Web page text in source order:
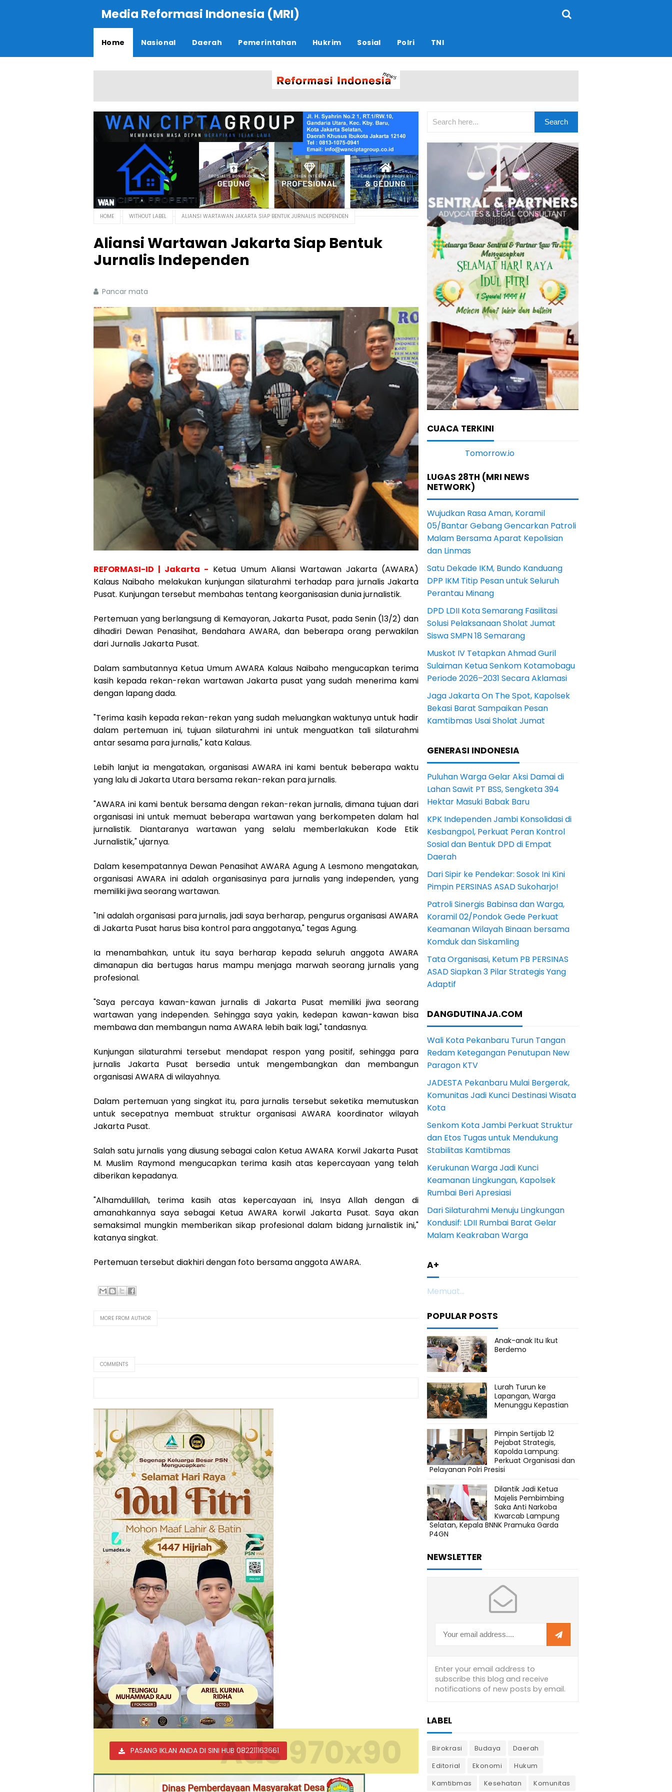
Media Reformasi Indonesia (MRI)
Home Nasional Daerah Pemerintahan Hukrim Sosial Polri TNI
HOME WITHOUT LABEL ALIANSI WARTAWAN JAKARTA SIAP BENTUK JURNALIS INDEPENDEN
Aliansi Wartawan Jakarta Siap Bentuk
Jurnalis Independen
Pancar mata
REFORMASI-ID | Jakarta - Ketua Umum Aliansi Wartawan Jakarta (AWARA)
Kalaus Naibaho melakukan kunjungan silaturahmi terhadap para jurnalis Jakarta
Pusat. Kunjungan tersebut membahas tentang keorganisasian dunia jurnalistik.
Pertemuan yang berlangsung di Kemayoran, Jakarta Pusat, pada Senin (13/2) dan
dihadiri Dewan Penasihat, Bendahara AWARA, dan beberapa orang perwakilan
dari Jurnalis Jakarta Pusat.
Dalam sambutannya Ketua Umum AWARA Kalaus Naibaho mengucapkan terima
kasih kepada rekan-rekan wartawan Jakarta pusat yang sudah menerima kami
dengan lapang dada.
"Terima kasih kepada rekan-rekan yang sudah meluangkan waktunya untuk hadir
dalam pertemuan ini, tujuan silaturahmi ini untuk menguatkan tali silaturahmi
antar sesama para jurnalis," kata Kalaus.
Lebih lanjut ia mengatakan, organisasi AWARA ini kami bentuk beberapa waktu
yang lalu di Jakarta Utara bersama rekan-rekan para jurnalis.
"AWARA ini kami bentuk bersama dengan rekan-rekan jurnalis, dimana tujuan dari
organisasi ini untuk memuat beberapa wartawan yang berkompeten dalam hal
jurnalistik. Diantaranya wartawan yang selalu memberlakukan Kode Etik
Jurnalistik," ujarnya.
Dalam kesempatannya Dewan Penasihat AWARA Agung A Lesmono mengatakan,
organisasi AWARA ini adalah organisasinya para jurnalis yang independen, yang
memiliki jiwa seorang wartawan.
"Ini adalah organisasi para jurnalis, jadi saya berharap, pengurus organisasi AWARA
di Jakarta Pusat harus bisa kontrol para anggotanya," tegas Agung.
Ia menambahkan, untuk itu saya berharap kepada seluruh anggota AWARA
dimanapun dia bertugas harus mampu menjaga marwah seorang jurnalis yang
profesional.
"Saya percaya kawan-kawan jurnalis di Jakarta Pusat memiliki jiwa seorang
wartawan yang independen. Sehingga saya yakin, kedepan kawan-kawan bisa
membawa dan membangun nama AWARA lebih baik lagi," tandasnya.
Kunjungan silaturahmi tersebut mendapat respon yang positif, sehingga para
jurnalis Jakarta Pusat bersedia untuk mengembangkan dan membangun
organisasi AWARA di wilayahnya.
Dalam pertemuan yang singkat itu, para jurnalis tersebut seketika memutuskan
untuk secepatnya membuat struktur organisasi AWARA koordinator wilayah
Jakarta Pusat.
Salah satu jurnalis yang diusung sebagai calon Ketua AWARA Korwil Jakarta Pusat
M. Muslim Raymond mengucapkan terima kasih atas kepercayaan yang telah
diberikan kepadanya.
"Alhamdulillah, terima kasih atas kepercayaan ini, Insya Allah dengan di
amanahkannya saya sebagai Ketua AWARA korwil Jakarta Pusat. Saya akan
semaksimal mungkin memberikan sikap profesional dalam bidang jurnalistik ini,"
katanya singkat.
Pertemuan tersebut diakhiri dengan foto bersama anggota AWARA.
MORE FROM AUTHOR
COMMENTS
PASANG IKLAN ANDA DI SINI HUB 082211163661Ads 970x90
CUACA TERKINI
LUGAS 28TH (MRI NEWS
NETWORK)
Wujudkan Rasa Aman, Koramil
05/Bantar Gebang Gencarkan Patroli
Malam Bersama Aparat Kepolisian
dan Linmas
Satu Dekade IKM, Bundo Kanduang
DPP IKM Titip Pesan untuk Seluruh
Perantau Minang
DPD LDII Kota Semarang Fasilitasi
Solusi Pelaksanaan Sholat Jumat
Siswa SMPN 18 Semarang
Muskot IV Tetapkan Ahmad Guril
Sulaiman Ketua Senkom Kotamobagu
Periode 2026–2031 Secara Aklamasi
Jaga Jakarta On The Spot, Kapolsek
Bekasi Barat Sampaikan Pesan
Kamtibmas Usai Sholat Jumat
GENERASI INDONESIA
Puluhan Warga Gelar Aksi Damai di
Lahan Sawit PT BSS, Sengketa 394
Hektar Masuki Babak Baru
KPK Independen Jambi Konsolidasi di
Kesbangpol, Perkuat Peran Kontrol
Sosial dan Bentuk DPD di Empat
Daerah
Dari Sipir ke Pendekar: Sosok Ini Kini
Pimpin PERSINAS ASAD Sukoharjo!
Patroli Sinergis Babinsa dan Warga,
Koramil 02/Pondok Gede Perkuat
Keamanan Wilayah Binaan bersama
Komduk dan Siskamling
Tata Organisasi, Ketum PB PERSINAS
ASAD Siapkan 3 Pilar Strategis Yang
Adaptif
DANGDUTINAJA.COM
Wali Kota Pekanbaru Turun Tangan
Redam Ketegangan Penutupan New
Paragon KTV
JADESTA Pekanbaru Mulai Bergerak,
Komunitas Jadi Kunci Destinasi Wisata
Kota
Senkom Kota Jambi Perkuat Struktur
dan Etos Tugas untuk Mendukung
Stabilitas Kamtibmas
Kerukunan Warga Jadi Kunci
Keamanan Lingkungan, Kapolsek
Rumbai Beri Apresiasi
Dari Silaturahmi Menuju Lingkungan
Kondusif: LDII Rumbai Barat Gelar
Malam Keakraban Warga
A+
Memuat...
POPULAR POSTS
Anak-anak Itu Ikut
Berdemo
Lurah Turun ke
Lapangan, Warga
Menunggu Kepastian
Pimpin Sertijab 12
Pejabat Strategis,
Kapolda Lampung:
Perkuat Organisasi dan
Pelayanan Polri Presisi
Dilantik Jadi Ketua
Majelis Pembimbing
Saka Anti Narkoba
Kwarcab Lampung
Selatan, Kepala BNNK Pramuka Garda
P4GN
NEWSLETTER
LABEL
Birokrasi Budaya
Daerah
Editorial
Ekonomi
Hukum
Kamtibmas
Kesehatan Komunitas